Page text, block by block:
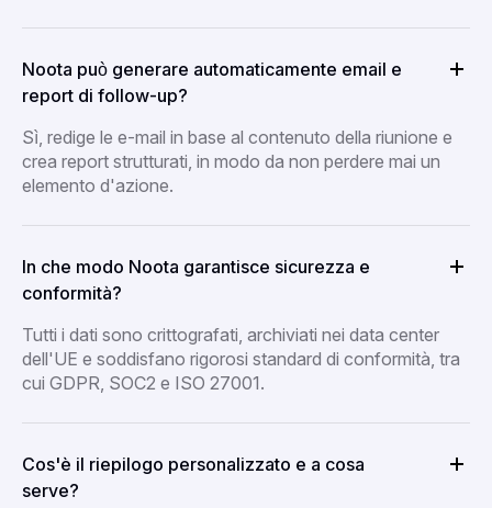
Noota può generare automaticamente email e
report di follow-up?
Sì, redige le e-mail in base al contenuto della riunione e
crea report strutturati, in modo da non perdere mai un
elemento d'azione.
In che modo Noota garantisce sicurezza e
conformità?
Tutti i dati sono crittografati, archiviati nei data center
dell'UE e soddisfano rigorosi standard di conformità, tra
cui GDPR, SOC2 e ISO 27001.
Cos'è il riepilogo personalizzato e a cosa
serve?